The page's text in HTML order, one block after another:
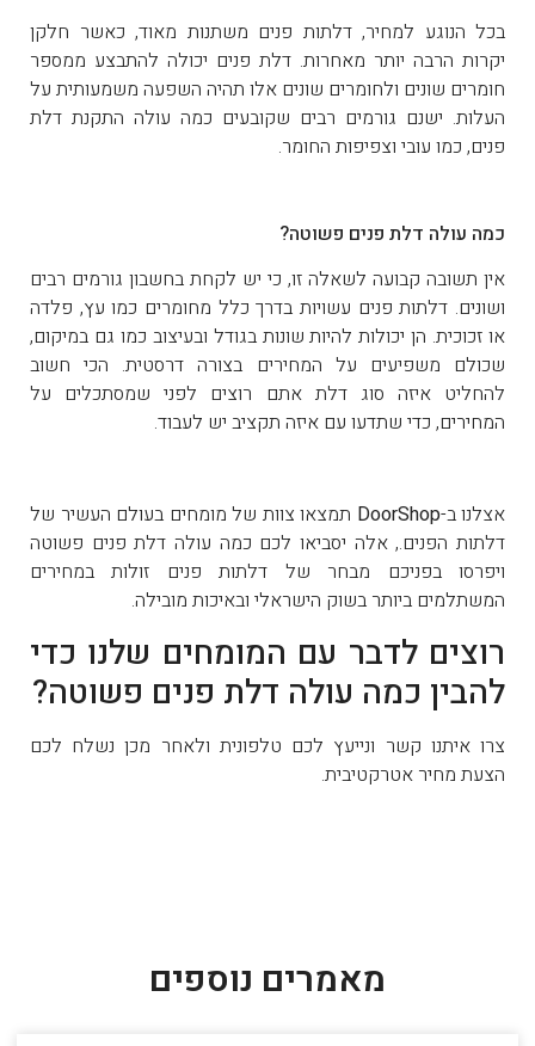
בכל הנוגע למחיר, דלתות פנים משתנות מאוד, כאשר חלקן
יקרות הרבה יותר מאחרות. דלת פנים יכולה להתבצע ממספר
חומרים שונים ולחומרים שונים אלו תהיה השפעה משמעותית על
העלות. ישנם גורמים רבים שקובעים כמה עולה התקנת דלת
פנים, כמו עובי וצפיפות החומר.
כמה עולה דלת פנים פשוטה?
אין תשובה קבועה לשאלה זו, כי יש לקחת בחשבון גורמים רבים
ושונים. דלתות פנים עשויות בדרך כלל מחומרים כמו עץ, פלדה
או זכוכית. הן יכולות להיות שונות בגודל ובעיצוב כמו גם במיקום,
שכולם משפיעים על המחירים בצורה דרסטית. הכי חשוב
להחליט איזה סוג דלת אתם רוצים לפני שמסתכלים על
המחירים, כדי שתדעו עם איזה תקציב יש לעבוד.
אצלנו ב-DoorShop תמצאו צוות של מומחים בעולם העשיר של
דלתות הפנים., אלה יסביאו לכם כמה עולה דלת פנים פשוטה
ויפרסו בפניכם מבחר של דלתות פנים זולות במחירים
המשתלמים ביותר בשוק הישראלי ובאיכות מובילה.
רוצים לדבר עם המומחים שלנו כדי
להבין כמה עולה דלת פנים פשוטה?
צרו איתנו קשר ונייעץ לכם טלפונית ולאחר מכן נשלח לכם
הצעת מחיר אטרקטיבית.
מאמרים נוספים